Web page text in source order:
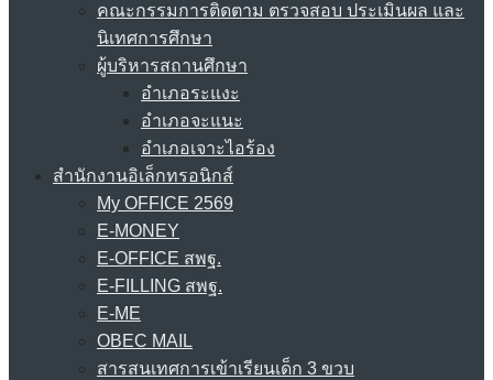
คณะกรรมการติดตาม ตรวจสอบ ประเมินผล และ
นิเทศการศึกษา
ผู้บริหารสถานศึกษา
อำเภอระแงะ
อำเภอจะแนะ
อำเภอเจาะไอร้อง
สำนักงานอิเล็กทรอนิกส์
My OFFICE 2569
E-MONEY
E-OFFICE สพฐ.
E-FILLING สพฐ.
E-ME
OBEC MAIL
สารสนเทศการเข้าเรียนเด็ก 3 ขวบ